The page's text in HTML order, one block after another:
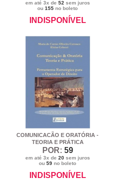
em até 3x de 52 sem juros
ou155 no boleto
INDISPONÍVEL
COMUNICACÃO E ORATÓRIA -
TEORIA E PRÁTICA
POR: 59
em até 3x de 20sem juros
ou59 no boleto
INDISPONÍVEL